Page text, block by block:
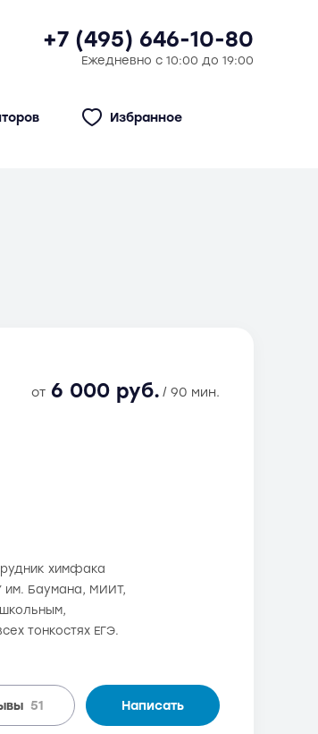
+7 (495) 646-10-80
Ежедневно с 10:00 до 19:00
Избранное
от 6 000 руб. / 90 мин.
химфака
им. Баумана, МИИТ,
тонкостях ЕГЭ.
51 Написать